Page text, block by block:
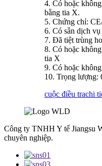
4. Có hoặc
bằng tia X.
5. Chứng chỉ:
6. Có sẵn dịch
7. Đã tiệt trùng
8. Có hoặc
tia X
9. Có hoặc
10. Trọng lượng:
cuộc điều trachi
Công ty TNHH Y tế Jiangsu
chuyên nghiệp.